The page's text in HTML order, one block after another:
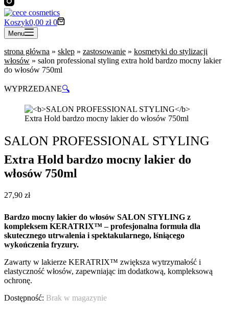
Koszyk0,00 zł 0
Menu
strona główna » sklep » zastosowanie » kosmetyki do stylizacji
włosów » salon professional styling extra hold bardzo mocny lakier
do włosów 750ml
WYPRZEDANE🔍
SALON PROFESSIONAL STYLING
Extra Hold bardzo mocny lakier do
włosów 750ml
27,90 zł
Bardzo mocny lakier do włosów SALON STYLING z
kompleksem KERATRIX™ – profesjonalna formuła dla
skutecznego utrwalenia i spektakularnego, lśniącego
wykończenia fryzury.
Zawarty w lakierze KERATRIX™ zwiększa wytrzymałość i
elastyczność włosów, zapewniając im dodatkową, kompleksową
ochronę.
Brak w magazynie